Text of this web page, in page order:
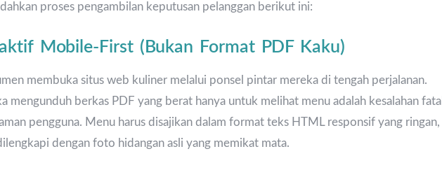
proses pengambilan keputusan pelanggan berikut ini:
Mobile-First (Bukan Format PDF Kaku)
membuka situs web kuliner melalui ponsel pintar mereka di tengah perjalanan.
mengunduh berkas PDF yang berat hanya untuk melihat menu adalah kesalahan fatal
pengguna. Menu harus disajikan dalam format teks HTML responsif yang ringan,
dengan foto hidangan asli yang memikat mata.